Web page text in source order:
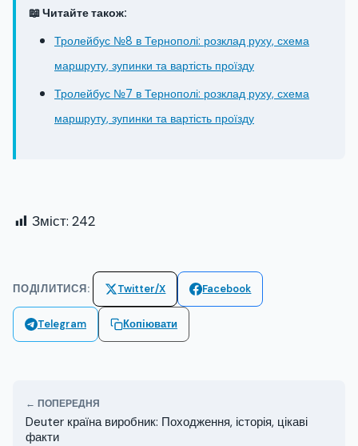
📖 Читайте також:
Тролейбус №8 в Тернополі: розклад руху, схема
маршруту, зупинки та вартість проїзду
Тролейбус №7 в Тернополі: розклад руху, схема
маршруту, зупинки та вартість проїзду
Зміст: 242
ПОДІЛИТИСЯ: Twitter/X Facebook
Telegram Копіювати
← ПОПЕРЕДНЯ
Deuter країна виробник: Походження, історія, цікаві
факти